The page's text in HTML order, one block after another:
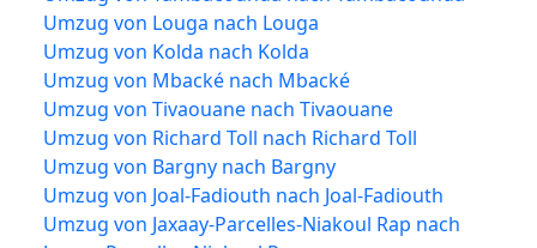
Umzug von Louga nach Louga
Umzug von Kolda nach Kolda
Umzug von Mbacké nach Mbacké
Umzug von Tivaouane nach Tivaouane
Umzug von Richard Toll nach Richard Toll
Umzug von Bargny nach Bargny
Umzug von Joal-Fadiouth nach Joal-Fadiouth
Umzug von Jaxaay-Parcelles-Niakoul Rap nach